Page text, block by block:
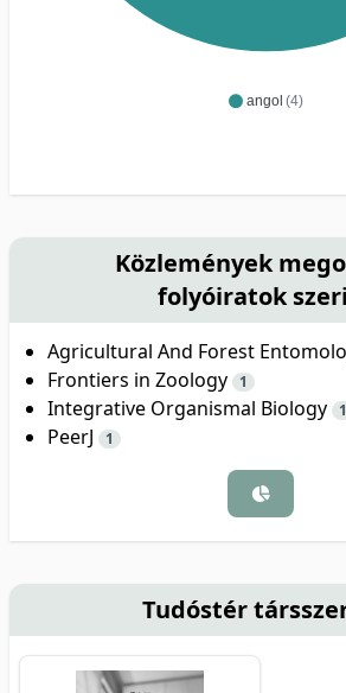
angol (4)
Közlemények
folyóiratok
Agricultural And Forest
Frontiers in Zoology 1
Integrative Organismal Biology 1
PeerJ 1
Tudóstér